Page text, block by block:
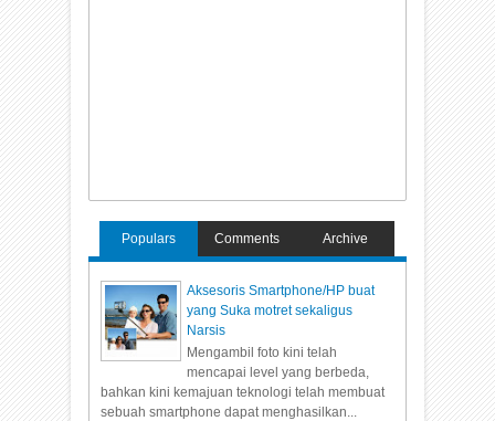
Populars Comments Archive
Aksesoris Smartphone/HP buat
yang Suka motret sekaligus
Narsis
Mengambil foto kini telah
mencapai level yang berbeda,
bahkan kini kemajuan teknologi telah membuat
sebuah smartphone dapat menghasilkan...